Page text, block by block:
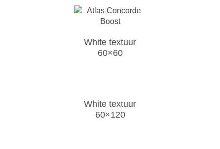
White textuur
60×60
White textuur
60×120